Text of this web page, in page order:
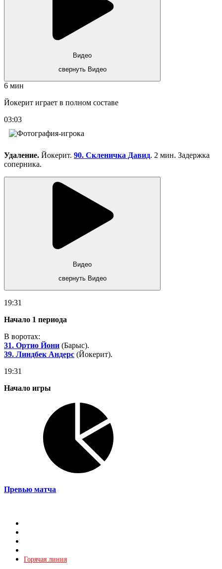
Видео
свернуть Видео
6 мин
Йокерит играет в полном составе
03:03
Удаление. Йокерит. 90. Скленичка Давид. 2 мин. Задержка
соперника.
Видео
свернуть Видео
19:31
Начало 1 периода
В воротах:
31. Ортио Йони (Барыс).
39. Линдбек Андерс (Йокерит).
19:31
Начало игры
Превью матча
Горячая линия